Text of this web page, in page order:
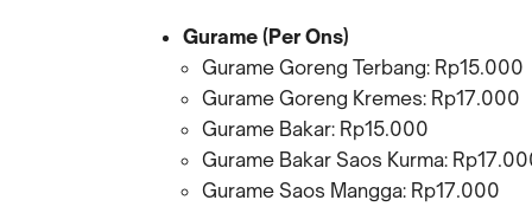
Gurame (Per Ons)
Gurame Goreng Terbang: Rp15.000
Gurame Goreng Kremes: Rp17.000
Gurame Bakar: Rp15.000
Gurame Bakar Saos Kurma:
Gurame Saos Mangga: Rp17.000